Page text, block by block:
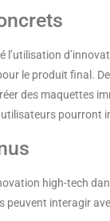
le produit final.
des maquettes
pourront
high-tech
peuvent interagir